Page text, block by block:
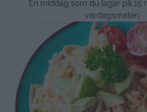
En middag som du lagar på 15
vardagsmaten.